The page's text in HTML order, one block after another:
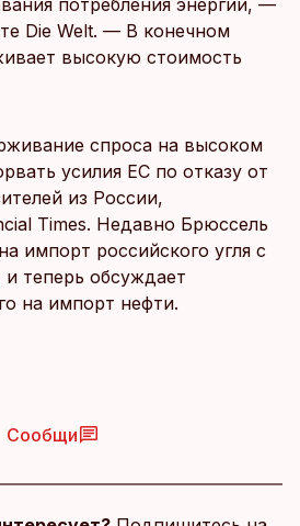
потребления энергии, —
Die Welt. — В конечном
высокую стоимость
спроса на высоком
усилия ЕС по отказу от
из России,
Times. Недавно Брюссель
импорт российского угля с
и теперь обсуждает
на импорт нефти.
Сообщи